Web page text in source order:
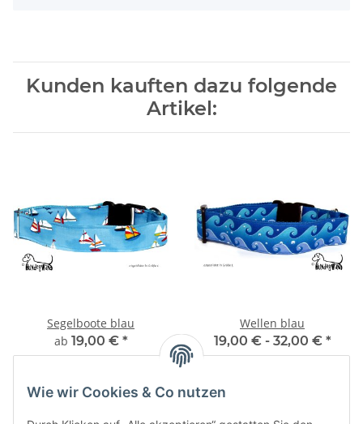
Kunden kauften dazu folgende
Artikel:
Segelboote blau
ab 19,00 € *
Wellen blau
19,00 € - 32,00 € *
Wie wir Cookies & Co nutzen